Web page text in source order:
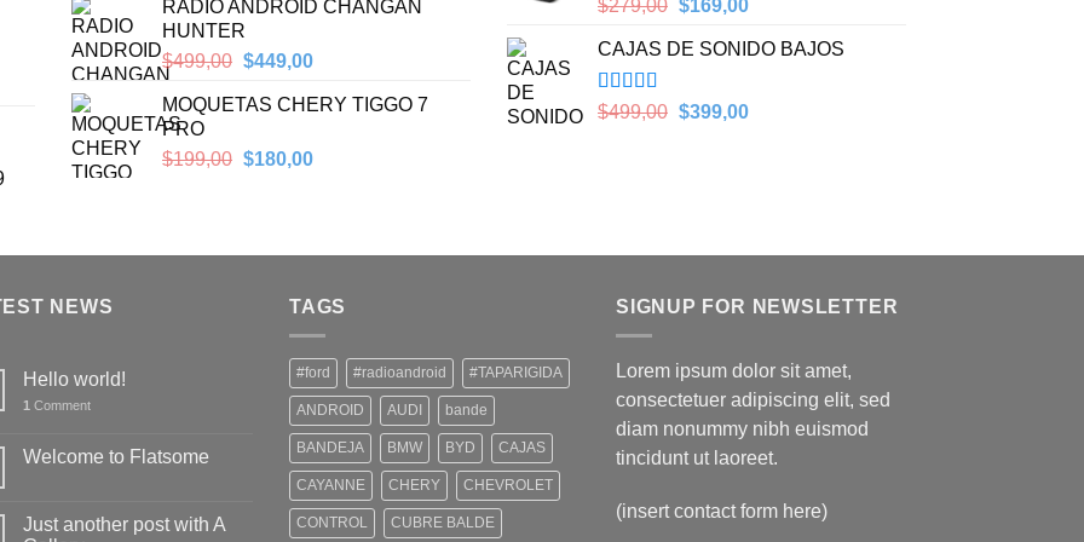
$200,00.$179,00.
RADIO ANDROID CHANGAN
HUNTER
$499,00 Original
was:
$449,00Current
is:
MOQUETAS CHERY TIGGO 7
PRO
$199,00 Original
$180,00Current
$279,00 Original
was:
$169,00Current
is:
CAJAS DE SONIDO BAJOS
Valorado en
$499,00 Original
$399,00Current
NEWS
Hello world!
1 Comment
Welcome to Flatsome
Just another post with A
TAGS
#ford #radioandroid #TAPARIGIDA
ANDROID AUDI bande
BANDEJA BMW BYD CAJAS
CAYANNE CHERY CHEVROLET
CONTROL CUBRE BALDE
SIGNUP FOR NEWSLETTER
Lorem ipsum dolor sit amet,
consectetuer adipiscing elit, sed
diam nonummy nibh euismod
tincidunt ut laoreet.
(insert contact form here)